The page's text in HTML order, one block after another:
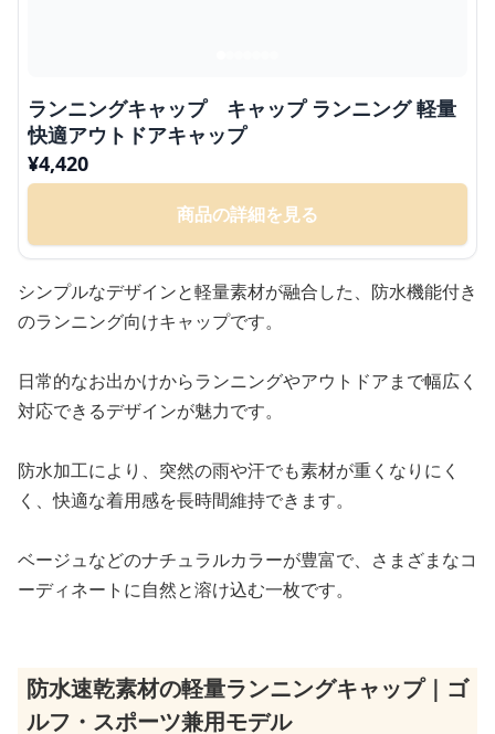
ランニングキャップ キャップ ランニング 軽量
快適アウトドアキャップ
¥4,420
商品の詳細を見る
シンプルなデザインと軽量素材が融合した、防水機能付き
のランニング向けキャップです。
日常的なお出かけからランニングやアウトドアまで幅広く
対応できるデザインが魅力です。
防水加工により、突然の雨や汗でも素材が重くなりにく
く、快適な着用感を長時間維持できます。
ベージュなどのナチュラルカラーが豊富で、さまざまなコ
ーディネートに自然と溶け込む一枚です。
防水速乾素材の軽量ランニングキャップ｜ゴ
ルフ・スポーツ兼用モデル